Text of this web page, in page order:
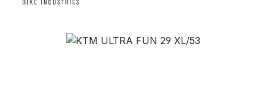
Bildergalerie überspringen